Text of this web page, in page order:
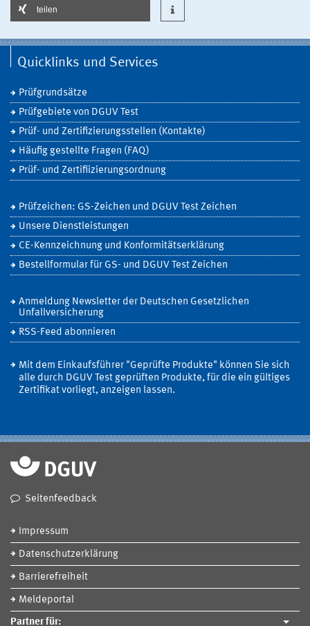
teilen
Quicklinks und Services
Prüfgrundsätze
Prüfgebiete von DGUV Test
Prüf- und Zertifizierungsstellen (Kontakte)
Häufig gestellte Fragen (FAQ)
Prüf- und Zertifiizierungsordnung
Prüfzeichen: GS-Zeichen und DGUV Test Zeichen
Unsere Dienstleistungen
CE-Kennzeichnung und Konformitätserklärung
Bestellformular für GS- und DGUV Test Zeichen
Anmeldung Newsletter der Deutschen Gesetzlichen
Unfallversicherung
RSS-Feed abonnieren
Mit dem Einkaufsführer "Geprüfte Produkte" können Sie sich
alle durch DGUV Test geprüften Produkte, für die ein gültiges
Zertifikat vorliegt, anzeigen lassen.
Seitenfeedback
Impressum
Datenschutzerklärung
Barrierefreiheit
Meldeportal
Partner für: